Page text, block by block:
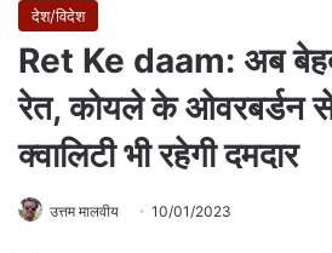
देश/विदेश
Ret Ke daam: अब
रेत, कोयले के ओवरबर्डन से
क्वालिटी भी रहेगी दमदार
उत्तम मालवीय 10/01/2023